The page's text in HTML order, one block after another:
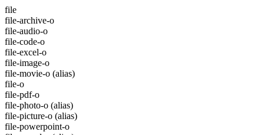
file
file-archive-o
file-audio-o
file-code-o
file-excel-o
file-image-o
file-movie-o (alias)
file-o
file-pdf-o
file-photo-o (alias)
file-picture-o (alias)
file-powerpoint-o